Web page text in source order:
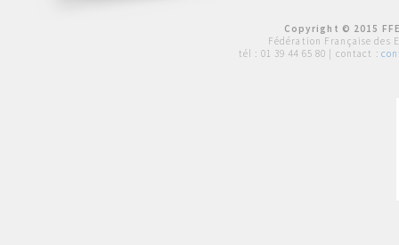
Copyright © 2015
Fédération Française des
tél : 01 39 44 65 80 | contact :